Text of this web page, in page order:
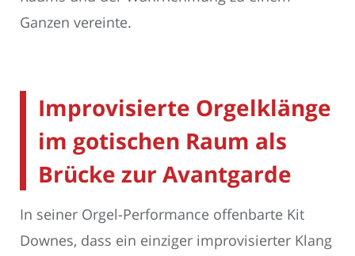
Ganzen vereinte.
Improvisierte Orgelklänge
im gotischen Raum als
Brücke zur Avantgarde
In seiner Orgel-Performance offenbarte Kit
Downes, dass ein einziger improvisierter Klang